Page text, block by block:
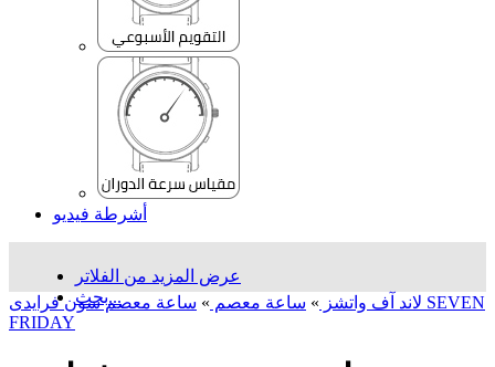
أشرطة فيديو
عرض المزيد من الفلاتر
بحث...
لاند آف واتشز » ساعة معصم » ساعة معصم سون فرایدی SEVEN
FRIDAY